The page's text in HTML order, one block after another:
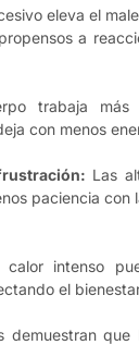
eleva el
a
trabaja más
con menos
Las
paciencia con
calor intenso
el
demuestran